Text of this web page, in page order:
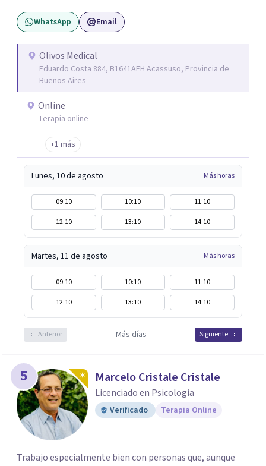
WhatsApp Email
Olivos Medical
Eduardo Costa 884, B1641AFH Acassuso, Provincia de
Buenos Aires
Online
Terapia online
+1 más
Lunes, 10 de agosto Más horas
09:10 10:10
11:10
12:10
13:10 14:10
Martes, 11 de agosto Más horas
09:10 10:10
11:10
12:10
13:10 14:10
Anterior Más días Siguiente
5 Marcelo Cristale Cristale
Licenciado en Psicología
Verificado Terapia Online
Trabajo especialmente bien con personas que, aunque